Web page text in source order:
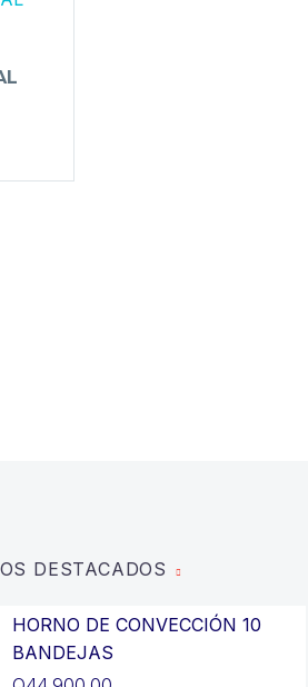
DESTACADOS
HORNO DE CONVECCIÓN 10
BANDEJAS